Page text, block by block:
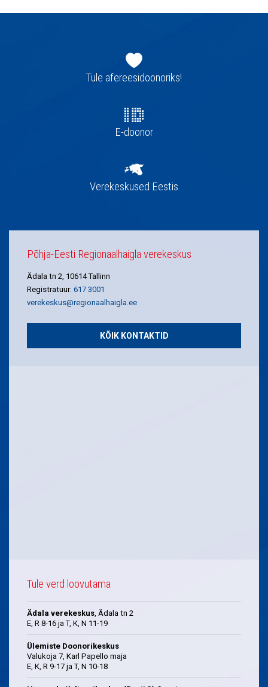
navigatsioonTule afereesidoonoriks!
E-doonor
Verekeskused Eestis
Põhja-Eesti Regionaalhaigla verekeskus
Ädala tn 2, 10614 Tallinn
Registratuur: 617 3001
verekeskus@regionaalhaigla.ee
KÕIK KONTAKTID
Tule verd loovutama
Ädala verekeskus, Ädala tn 2
E, R 8-16 ja T, K, N 11-19
Ülemiste Doonorikeskus
Valukoja 7, Karl Papello maja
E, K, R 9-17 ja T, N 10-18